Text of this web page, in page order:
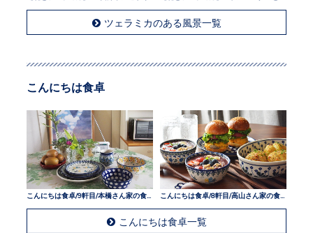
ツェラミカのある風景一覧
こんにちは食卓
こんにちは食卓/9軒目/本橋さん家の食卓
こんにちは食卓一覧